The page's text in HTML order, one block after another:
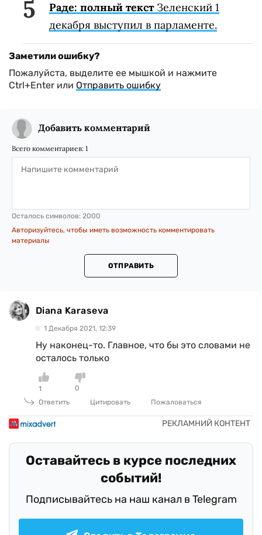
Раде: полный текстЗеленский 1
декабря выступил в парламенте.
Заметили ошибку?
Пожалуйста, выделите ее мышкой и нажмите
Ctrl+Enter или Отправить ошибку
Добавить комментарий
Всего комментариев: 1
Осталось символов: 2000
Авторизуйтесь, чтобы иметь возможность комментировать
материалы
ОТПРАВИТЬ
Diana Karaseva
1 Декабря 2021, 12:39
Ну наконец-то. Главное, что бы это словами не
осталось только
1
0
Ответить
Цитировать Пожаловаться
Оставайтесь в курсе последних
событий!
Подписывайтесь на наш канал в Telegram